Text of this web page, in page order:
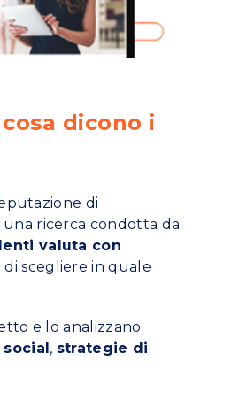
dicono i
di
una ricerca condotta da
valuta con
di scegliere in quale
e lo analizzano
, strategie di